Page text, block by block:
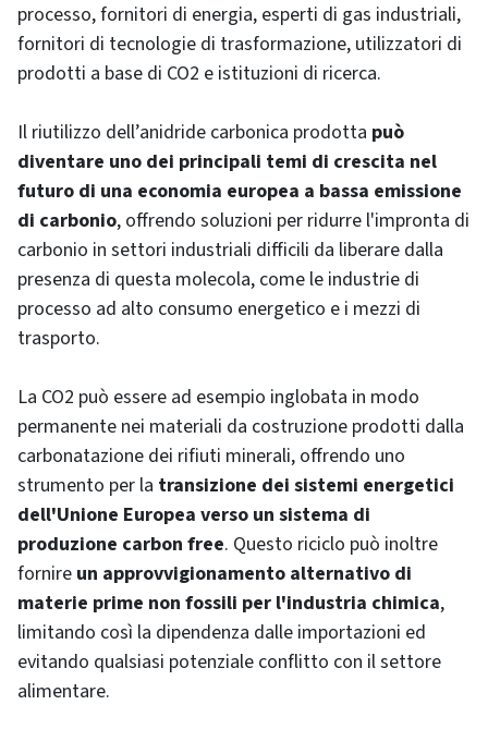
processo, fornitori di energia, esperti di gas industriali,
fornitori di tecnologie di trasformazione, utilizzatori di
prodotti a base di CO2 e istituzioni di ricerca.
Il riutilizzo dell’anidride carbonica prodotta può
diventare uno dei principali temi di crescita nel
futuro di una economia europea a bassa emissione
di carbonio, offrendo soluzioni per ridurre l'impronta di
carbonio in settori industriali difficili da liberare dalla
presenza di questa molecola, come le industrie di
processo ad alto consumo energetico e i mezzi di
trasporto.
La CO2 può essere ad esempio inglobata in modo
permanente nei materiali da costruzione prodotti dalla
carbonatazione dei rifiuti minerali, offrendo uno
strumento per la transizione dei sistemi energetici
dell'Unione Europea verso un sistema di
produzione carbon free. Questo riciclo può inoltre
fornire un approvvigionamento alternativo di
materie prime non fossili per l'industria chimica,
limitando così la dipendenza dalle importazioni ed
evitando qualsiasi potenziale conflitto con il settore
alimentare.